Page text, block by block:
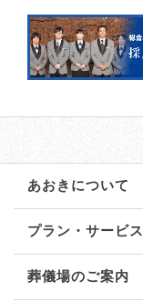
あおきについて
プラン・サービス
葬儀場のご案内